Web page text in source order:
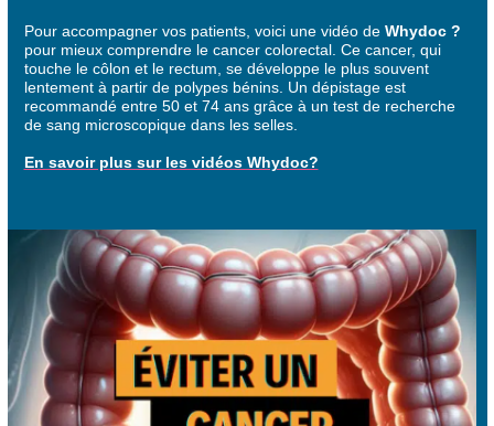
Pour accompagner vos patients, voici une vidéo de Whydoc ?
pour mieux comprendre lecancer colorectal. Ce cancer, qui
touche le côlon et le rectum, se développe le plus souvent
lentement à partir de polypes bénins. Un dépistage est
recommandé entre 50 et 74 ans grâce à un test de recherche
de sang microscopique dans les selles.
En savoir plus sur les vidéos Whydoc?